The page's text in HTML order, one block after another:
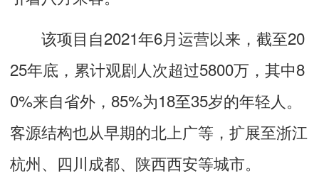
该项目自2021年6月运营以来，截至20
25年底，累计观剧人次超过5800万，其中8
0%来自省外，85%为18至35岁的年轻人。
客源结构也从早期的北上广等，扩展至浙江
杭州、四川成都、陕西西安等城市。